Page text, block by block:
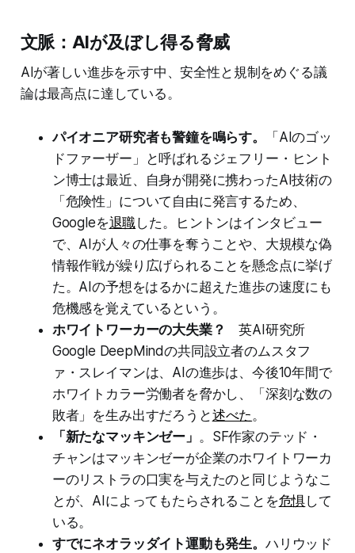
文脈：AIが及ぼし得る脅威
AIが著しい進歩を示す中、安全性と規制をめぐる議
論は最高点に達している。
パイオニア研究者も警鐘を鳴らす。
「AIのゴッ
ドファーザー」と呼ばれるジェフリー・ヒント
ン博士は最近、自身が開発に携わったAI技術の
「危険性」について自由に発言するため、
Googleを退職した。ヒントンはインタビュー
で、AIが人々の仕事を奪うことや、大規模な偽
情報作戦が繰り広げられることを懸念点に挙げ
た。AIの予想をはるかに超えた進歩の速度にも
危機感を覚えているという。
ホワイトワーカーの大失業？
英AI研究所
Google DeepMindの共同設立者のムスタフ
ァ・スレイマンは、AIの進歩は、今後10年間で
ホワイトカラー労働者を脅かし、「深刻な数の
敗者」を生み出すだろうと述べた。
「新たなマッキンゼー」 。SF作家のテッド・
チャンはマッキンゼーが企業のホワイトワーカ
ーのリストラの口実を与えたのと同じようなこ
とが、AIによってもたらされることを危惧して
いる。
すでにネオラッダイト運動も発生。 ハリウッド